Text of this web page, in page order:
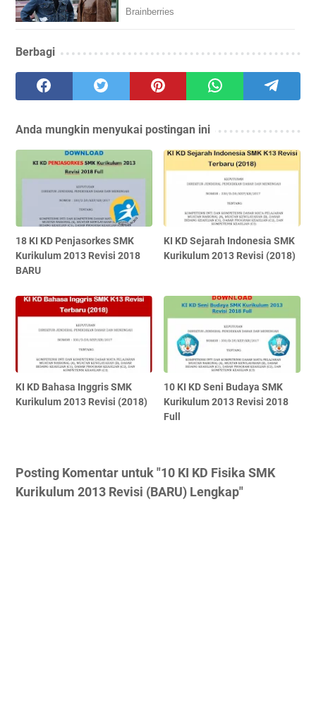
Berbagi
Anda mungkin menyukai postingan ini
18 KI KD Penjasorkes SMK
Kurikulum 2013 Revisi 2018
BARU
KI KD Sejarah Indonesia SMK
Kurikulum 2013 Revisi (2018)
KI KD Bahasa Inggris SMK
Kurikulum 2013 Revisi (2018)
10 KI KD Seni Budaya SMK
Kurikulum 2013 Revisi 2018
Full
Posting Komentar untuk "10 KI KD Fisika SMK
Kurikulum 2013 Revisi (BARU) Lengkap"